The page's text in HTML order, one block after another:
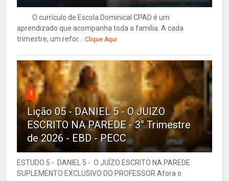
O currículo de Escola Dominical CPAD é um
aprendizado que acompanha toda a família. A cada
trimestre, um refor... Clique Aqui
3
Lição 05 - DANIEL 5 - O JUIZO
ESCRITO NA PAREDE - 3° Trimestre
de 2026 - EBD - PECC
ESTUDO 5 - DANIEL 5 - O JUÍZO ESCRITO NA PAREDE
SUPLEMENTO EXCLUSIVO DO PROFESSOR Afora o